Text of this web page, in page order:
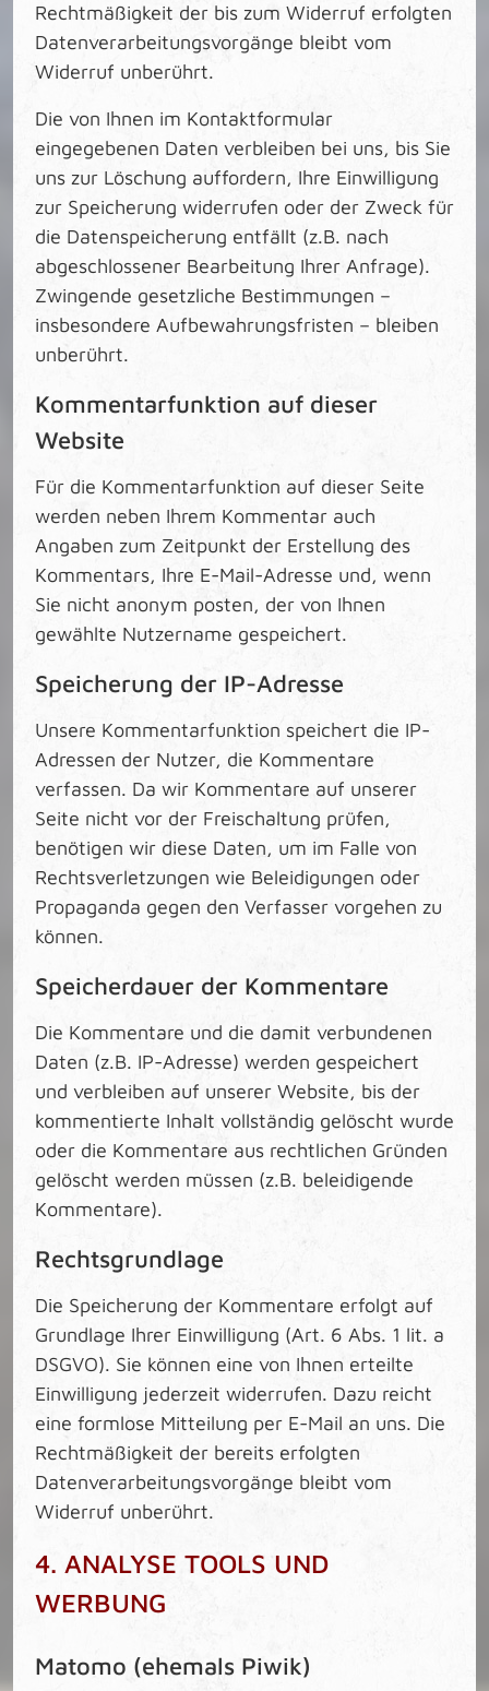
Rechtmäßigkeit der bis zum Widerruf erfolgten
Datenverarbeitungsvorgänge bleibt vom
Widerruf unberührt.
Die von Ihnen im Kontaktformular
eingegebenen Daten verbleiben bei uns, bis Sie
uns zur Löschung auffordern, Ihre Einwilligung
zur Speicherung widerrufen oder der Zweck für
die Datenspeicherung entfällt (z.B. nach
abgeschlossener Bearbeitung Ihrer Anfrage).
Zwingende gesetzliche Bestimmungen –
insbesondere Aufbewahrungsfristen – bleiben
unberührt.
Kommentarfunktion auf dieser
Website
Für die Kommentarfunktion auf dieser Seite
werden neben Ihrem Kommentar auch
Angaben zum Zeitpunkt der Erstellung des
Kommentars, Ihre E-Mail-Adresse und, wenn
Sie nicht anonym posten, der von Ihnen
gewählte Nutzername gespeichert.
Speicherung der IP-Adresse
Unsere Kommentarfunktion speichert die IP-
Adressen der Nutzer, die Kommentare
verfassen. Da wir Kommentare auf unserer
Seite nicht vor der Freischaltung prüfen,
benötigen wir diese Daten, um im Falle von
Rechtsverletzungen wie Beleidigungen oder
Propaganda gegen den Verfasser vorgehen zu
können.
Speicherdauer der Kommentare
Die Kommentare und die damit verbundenen
Daten (z.B. IP-Adresse) werden gespeichert
und verbleiben auf unserer Website, bis der
kommentierte Inhalt vollständig gelöscht wurde
oder die Kommentare aus rechtlichen Gründen
gelöscht werden müssen (z.B. beleidigende
Kommentare).
Rechtsgrundlage
Die Speicherung der Kommentare erfolgt auf
Grundlage Ihrer Einwilligung (Art. 6 Abs. 1 lit. a
DSGVO). Sie können eine von Ihnen erteilte
Einwilligung jederzeit widerrufen. Dazu reicht
eine formlose Mitteilung per E-Mail an uns. Die
Rechtmäßigkeit der bereits erfolgten
Datenverarbeitungsvorgänge bleibt vom
Widerruf unberührt.
4. ANALYSE TOOLS UND
WERBUNG
Matomo (ehemals Piwik)